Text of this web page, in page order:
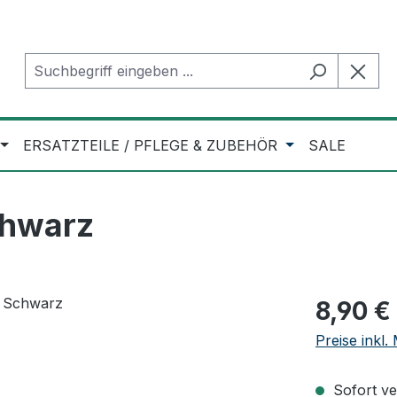
ERSATZTEILE / PFLEGE & ZUBEHÖR SALE
Regulärer
8,90 €
Preise inkl.
Sofort